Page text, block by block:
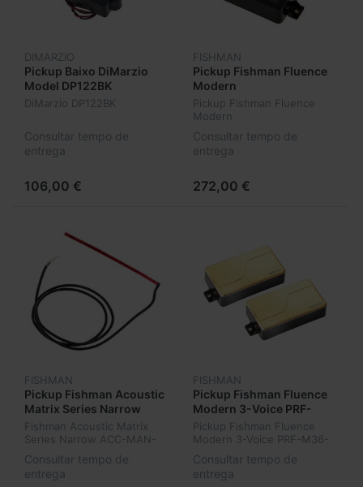
DIMARZIO
Pickup Baixo DiMarzio
Model DP122BK
DiMarzio DP122BK
Consultar tempo de
entrega
106,00 €
FISHMAN
Pickup Fishman Fluence
Modern
Pickup Fishman Fluence
Modern
Consultar tempo de
entrega
272,00 €
FISHMAN
Pickup Fishman Acoustic
Matrix Series Narrow
ACC-MAN-NPU
Fishman Acoustic Matrix
Series Narrow ACC-MAN-
NPU
Consultar tempo de
entrega
FISHMAN
Pickup Fishman Fluence
Modern 3-Voice PRF-
M36-SG2
Pickup Fishman Fluence
Modern 3-Voice PRF-M36-
SG2
Consultar tempo de
entrega